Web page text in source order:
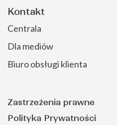
Kontakt
Centrala
Dla mediów
Biuro obsługi klienta
Zastrzeżenia prawne
Polityka Prywatności